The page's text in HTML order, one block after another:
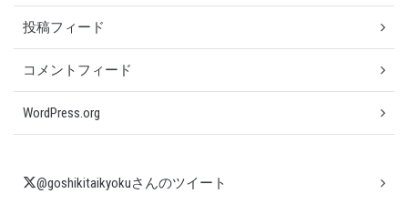
投稿フィード
コメントフィード
WordPress.org
@goshikitaikyokuさんのツイート